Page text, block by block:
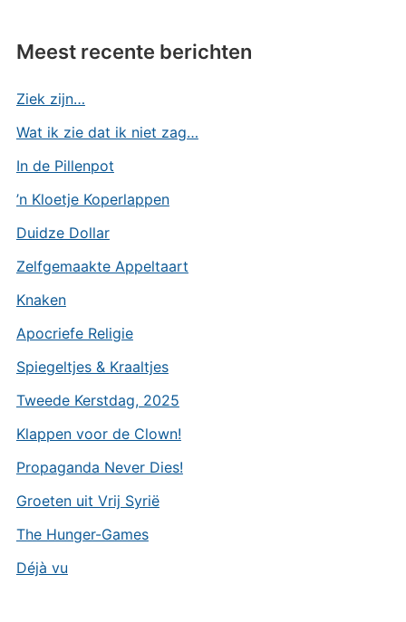
Meest recente berichten
Ziek zijn…
Wat ik zie dat ik niet zag…
In de Pillenpot
’n Kloetje Koperlappen
Duidze Dollar
Zelfgemaakte Appeltaart
Knaken
Apocriefe Religie
Spiegeltjes & Kraaltjes
Tweede Kerstdag, 2025
Klappen voor de Clown!
Propaganda Never Dies!
Groeten uit Vrij Syrië
The Hunger-Games
Déjà vu